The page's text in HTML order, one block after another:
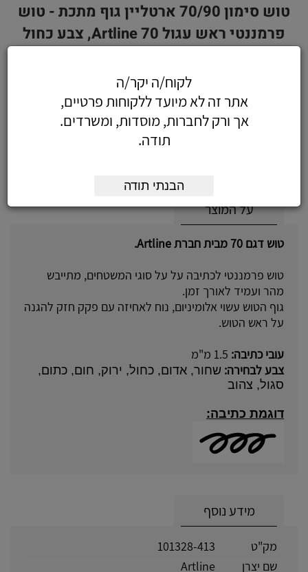
טוש סימון 70/90 ארטליין גוף מתכת - טוש
פרמננטי ראש עגול Artline 70, צבע כחול
כולל מע"מ
על המוצר
טוש דגם 70 מבית חברת Artline.
טוש פרמננטי לכתיבה על על סוגי המשטחים, מתייבש
מהר ועמיד לאורך זמן.
גוף הטוש עשוי אלומיניום, נוח לאחיזה עם פקק חזק להגנה
על ראש הטוש.
עובי כתיבה: 1.5 מ"מ
צבע לבחירה: שחור, אדום, כחול, ירוק, חום, כתום,
סגול, צהוב
דוגמת כתיבה:
מידע נוסף
מק"ט
101328-413
שם יצרן
Artline
לקוח/ה יקר/ה
אתר זה לא מיועד ללקוחות פרטיים,
אך ורק לחברות, מוסדות, ומשרדים.
תודה.
הבנתי תודה